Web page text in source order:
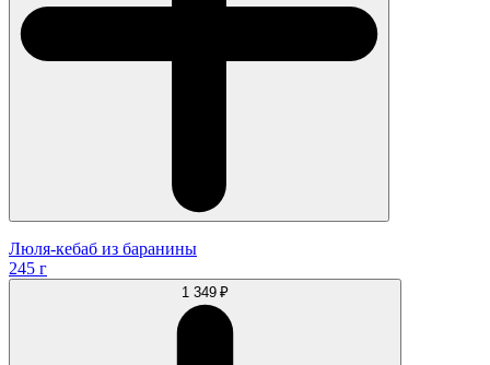
Люля-кебаб из баранины
245 г
1 349 ₽